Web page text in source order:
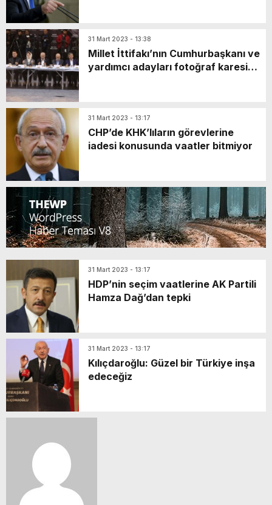
31 Mart 2023 - 13:38
Millet İttifakı’nın Cumhurbaşkanı ve
yardımcı adayları fotoğraf karesine
31 Mart 2023 - 13:17
CHP’de KHK’lıların görevlerine
iadesi konusunda vaatler bitmiyor
31 Mart 2023 - 13:17
HDP’nin seçim vaatlerine AK Partili
Hamza Dağ’dan tepki
31 Mart 2023 - 13:17
Kılıçdaroğlu: Güzel bir Türkiye inşa
edeceğiz